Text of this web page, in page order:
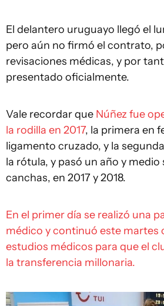
El delantero uruguayo llegó el
pero aún no firmó el contrato,
revisaciones médicas, y por
presentado oficialmente.
Vale recordar que Núñez fue
la rodilla en 2017, la primera en
ligamento cruzado, y la
la rótula, y pasó un año y medio
canchas, en 2017 y 2018.
En el primer día se realizó una
médico y continuó este martes
estudios médicos para que el
la transferencia millonaria.